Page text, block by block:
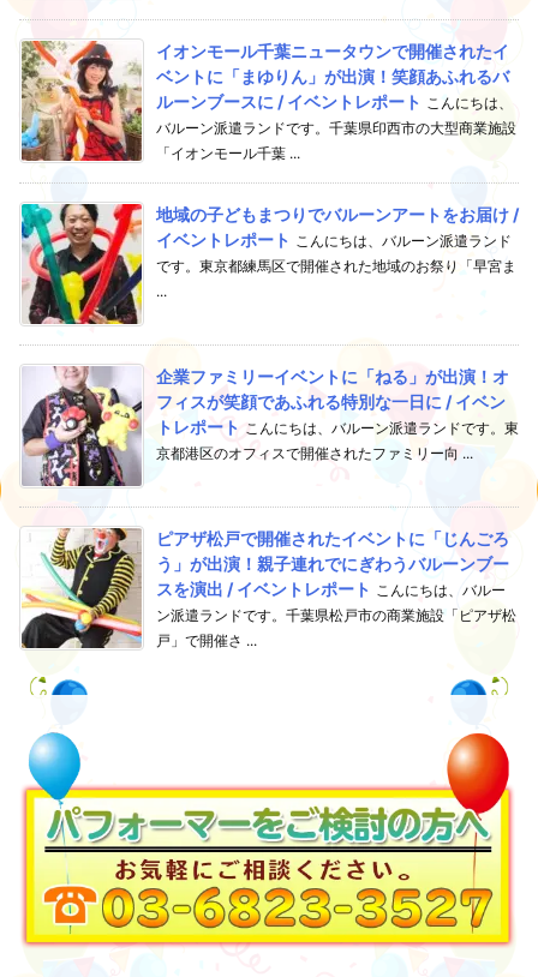
イオンモール千葉ニュータウンで開催されたイ
ベントに「まゆりん」が出演！笑顔あふれるバ
ルーンブースに / イベントレポート
こんにちは、
バルーン派遣ランドです。千葉県印西市の大型商業施設
「イオンモール千葉 ...
地域の子どもまつりでバルーンアートをお届け /
イベントレポート
こんにちは、バルーン派遣ランド
です。東京都練馬区で開催された地域のお祭り「早宮ま
...
企業ファミリーイベントに「ねる」が出演！オ
フィスが笑顔であふれる特別な一日に / イベン
トレポート こんにちは、バルーン派遣ランドです。東
京都港区のオフィスで開催されたファミリー向 ...
ピアザ松戸で開催されたイベントに「じんごろ
う」が出演！親子連れでにぎわうバルーンブー
スを演出 / イベントレポート
こんにちは、バルー
ン派遣ランドです。千葉県松戸市の商業施設「ピアザ松
戸」で開催さ ...